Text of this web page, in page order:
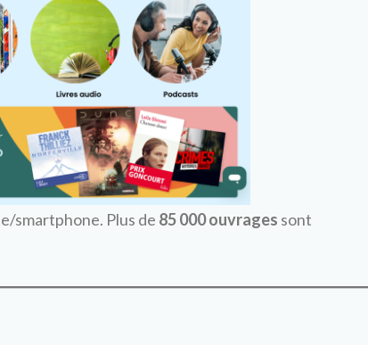
smartphone. Plus de 85 000 ouvrages sont